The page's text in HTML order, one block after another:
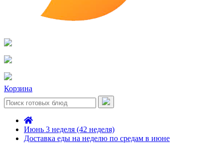
Корзина
Июнь 3 неделя (42 неделя)
Доставка еды на неделю по средам в июне